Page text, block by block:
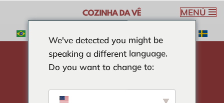
al
MENÚ
We've detected you might be
speaking a different language.
Do you want to change to: